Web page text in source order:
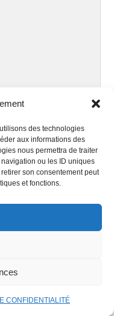
des technologies
aux informations des
nous permettra de traiter
ou les ID uniques
son consentement peut
et fonctions.
CONFIDENTIALITÉ